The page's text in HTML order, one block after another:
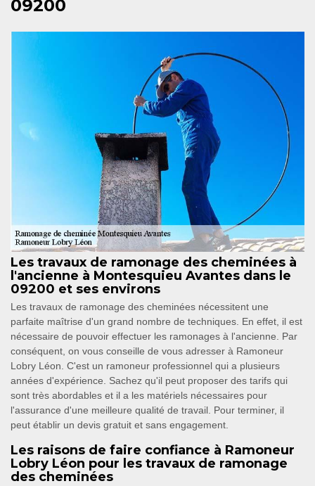
09200
Les travaux de ramonage des cheminées à
l'ancienne à Montesquieu Avantes dans le
09200 et ses environs
Les travaux de ramonage des cheminées nécessitent une
parfaite maîtrise d'un grand nombre de techniques. En effet, il est
nécessaire de pouvoir effectuer les ramonages à l'ancienne. Par
conséquent, on vous conseille de vous adresser à Ramoneur
Lobry Léon. C'est un ramoneur professionnel qui a plusieurs
années d'expérience. Sachez qu'il peut proposer des tarifs qui
sont très abordables et il a les matériels nécessaires pour
l'assurance d'une meilleure qualité de travail. Pour terminer, il
peut établir un devis gratuit et sans engagement.
Les raisons de faire confiance à Ramoneur
Lobry Léon pour les travaux de ramonage
des cheminées